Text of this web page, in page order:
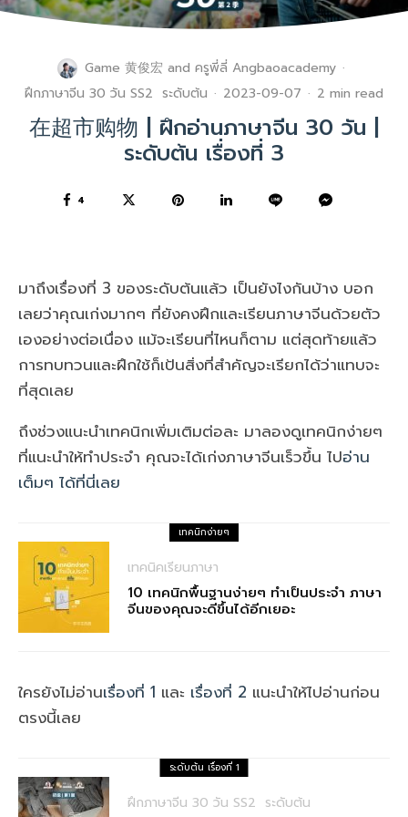
Game 黄俊宏 and ครูพี่ลี่ Angbaoacademy ·
ฝึกภาษาจีน 30 วัน SS2 ระดับต้น · 2023-09-07 · 2 min read
在超市购物 | ฝึกอ่านภาษาจีน 30 วัน |
ระดับต้น เรื่องที่ 3
4
มาถึงเรื่องที่ 3 ของระดับต้นแล้ว เป็นยังไงกันบ้าง บอก
เลยว่าคุณเก่งมากๆ ที่ยังคงฝึกและเรียนภาษาจีนด้วยตัว
เองอย่างต่อเนื่อง แม้จะเรียนที่ไหนก็ตาม แต่สุดท้ายแล้ว
การทบทวนและฝึกใช้ก็เป้นสิ่งที่สำคัญจะเรียกได้ว่าแทบจะ
ที่สุดเลย
ถึงช่วงแนะนำเทคนิกเพิ่มเติมต่อละ มาลองดูเทคนิกง่ายๆ
ที่แนะนำให้ทำประจำ คุณจะได้เก่งภาษาจีนเร็วขึ้น ไปอ่าน
เต็มๆ ได้ที่นี่เลย
เทคนิกง่ายๆ
เทคนิคเรียนภาษา
10 เทคนิกพื้นฐานง่ายๆ ทำเป็นประจำ ภาษา
จีนของคุณจะดีขึ้นได้อีกเยอะ
ใครยังไม่อ่านเรื่องที่ 1 และ เรื่องที่ 2 แนะนำให้ไปอ่านก่อน
ตรงนี้เลย
ระดับต้น เรื่องที่ 1
ฝึกภาษาจีน 30 วัน SS2 ระดับต้น